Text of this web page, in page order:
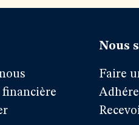
financière
Nous
Faire